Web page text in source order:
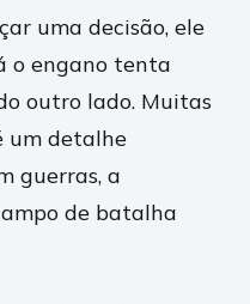
uma decisão, ele
o engano tenta
outro lado. Muitas
um detalhe
guerras, a
de batalha